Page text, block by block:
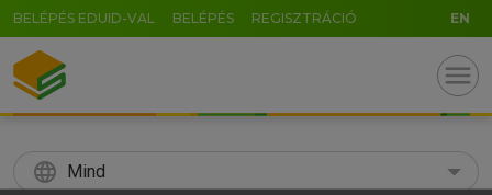
BELÉPÉS EDUID-VAL BELÉPÉS REGISZTRÁCIÓ EN
menu
language Mind